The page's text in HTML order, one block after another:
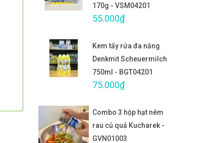
170g - VSM04201
55.000₫
Kem tẩy rửa đa năng
Denkmit Scheuermilch
750ml - BGT04201
75.000₫
Combo 3 hộp hạt nêm
rau củ quả Kucharek -
GVN01003